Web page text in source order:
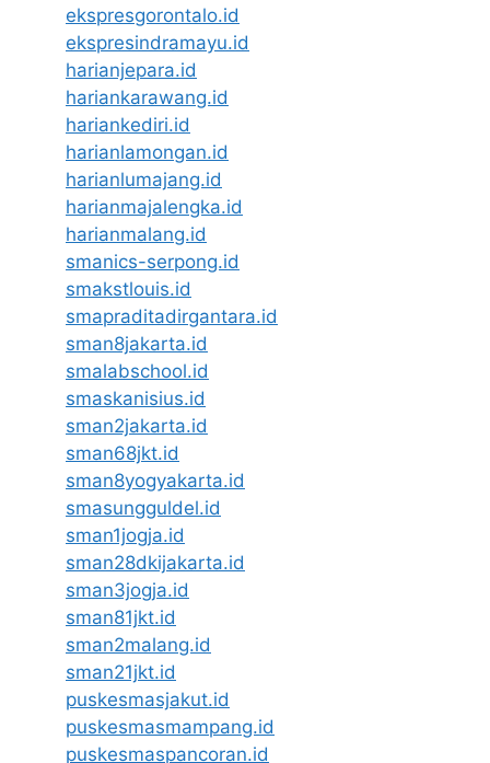
ekspresgorontalo.id
ekspresindramayu.id
harianjepara.id
hariankarawang.id
hariankediri.id
harianlamongan.id
harianlumajang.id
harianmajalengka.id
harianmalang.id
smanics-serpong.id
smakstlouis.id
smapraditadirgantara.id
sman8jakarta.id
smalabschool.id
smaskanisius.id
sman2jakarta.id
sman68jkt.id
sman8yogyakarta.id
smasungguldel.id
sman1jogja.id
sman28dkijakarta.id
sman3jogja.id
sman81jkt.id
sman2malang.id
sman21jkt.id
puskesmasjakut.id
puskesmasmampang.id
puskesmaspancoran.id